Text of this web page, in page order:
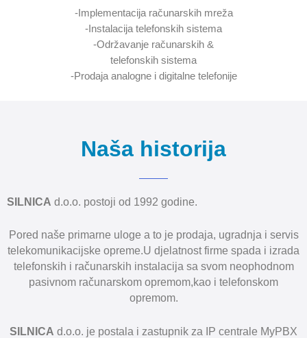
-Implementacija računarskih mreža
-Instalacija telefonskih sistema
-Održavanje računarskih &
telefonskih sistema
-Prodaja analogne i digitalne telefonije
Naša historija
SILNICA d.o.o. postoji od 1992 godine.
Pored naše primarne uloge a to je prodaja, ugradnja i servis
telekomunikacijske opreme.U djelatnost firme spada i izrada
telefonskih i računarskih instalacija sa svom neophodnom
pasivnom računarskom opremom,kao i telefonskom
opremom.
SILNICA d.o.o. je postala i zastupnik za IP centrale MyPBX